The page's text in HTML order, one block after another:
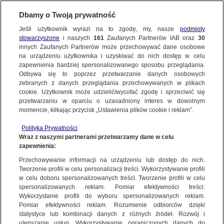
KONKRET24
FAKE NEWS
ABWAdam BodnarAdam Niedzielski
Administracja Donalda Trumpa
Agencja Bezpieczeństwa Wewnętrznego
Alaksandr ŁukaszenkaAleksander Kwaśniewski
Aleksandra Dulkiewicz Alert RCB
Ambasada USA w PolsceAndrzej Duda Białoruś
BitcoinBiuro Bezpieczeństwa Narodowego
Bliski WschódBomba atomowa
Borys Budka
BrukselaCBŚPCBA Ceny paliwCeny żywności
Powrót do góry
Dołącz do społeczności TVN24:
TVN24 na żywo
Dbamy o Twoją prywatność
Jeśli użytkownik wyrazi na to zgodę, my, nasze podmioty
stowarzyszone i naszych 161Zaufanych Partnerów IAB oraz 30
innych Zaufanych Partnerów może przechowywać dane osobowe
na urządzeniu użytkownika i uzyskiwać do nich dostęp w celu
zapewnienia bardziej spersonalizowanego sposobu przeglądania.
Odbywa się to poprzez przetwarzanie danych osobowych
zebranych z danych przeglądania przechowywanych w plikach
cookie. Użytkownik może udzielić/wycofać zgodę i sprzeciwić się
przetwarzaniu w oparciu o uzasadniony interes w dowolnym
momencie, klikając przycisk „Ustawienia plików cookie i reklam”.
Polityka Prywatności
Wraz z naszymi partnerami przetwarzamy dane w celu
zapewnienia:
Przechowywanie informacji na urządzeniu lub dostęp do nich.
Tworzenie profili w celu personalizacji treści. Wykorzystywanie profili
w celu doboru spersonalizowanych treści. Tworzenie profili w celu
spersonalizowanych reklam. Pomiar efektywności treści.
Wykorzystanie profili do wyboru spersonalizowanych reklam.
Pomiar efektywności reklam. Rozumienie odbiorców dzięki
statystyce lub kombinacji danych z różnych źródeł. Rozwój i